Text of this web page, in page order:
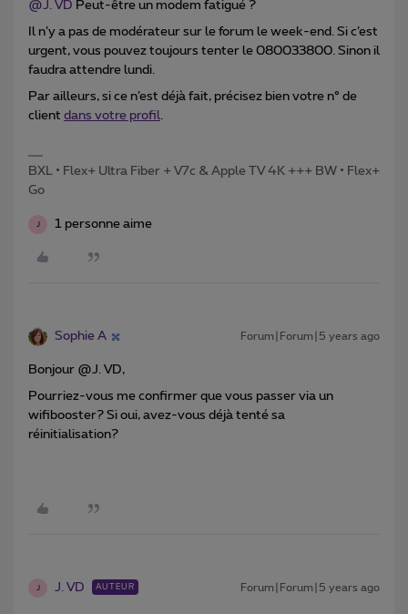
@J. VD Peut-être un modem fatigué ?
Il n’y a pas de modérateur sur le forum le week-end. Si c’est
urgent, vous pouvez toujours tenter le 080033800. Sinon il
faudra attendre lundi.
Par ailleurs, si ce n’est déjà fait, précisez bien votre n° de
client dans votre profil.
BXL • Flex+ Ultra Fiber + V7c & Apple TV 4K +++ BW • Flex+
Go
1 personne aime
Sophie A Forum|Forum|5 years ago
Bonjour @J. VD,
Pourriez-vous me confirmer que vous passer via un
wifibooster? Si oui, avez-vous déjà tenté sa
réinitialisation?
J. VD AUTEUR Forum|Forum|5 years ago